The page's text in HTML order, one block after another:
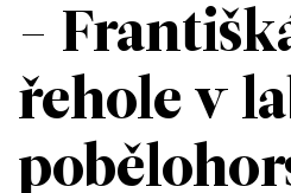
-
řehole v